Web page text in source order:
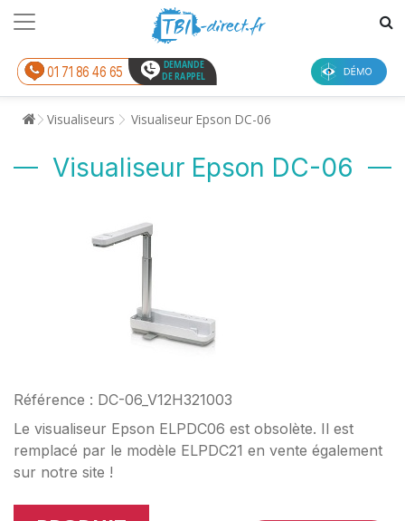
01 71 86 46 65
DEMANDE
DE RAPPEL
Visualiseurs Visualiseur Epson DC-06
Visualiseur Epson DC-06
Référence : DC-06_V12H321003
Le visualiseur Epson ELPDC06 est obsolète. Il est
remplacé par le modèle ELPDC21 en vente également
sur notre site !